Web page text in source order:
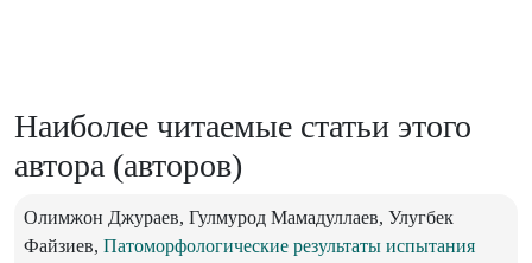
Наиболее читаемые статьи этого
автора (авторов)
Олимжон Джураев, Гулмурод Мамадуллаев, Улугбек
Файзиев, Патоморфологические результаты испытания